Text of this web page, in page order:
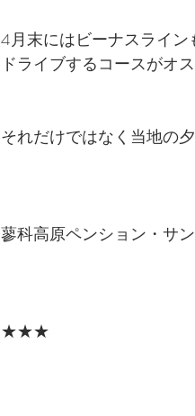
4月末にはビーナスライ
ドライブするコースがオス
それだけではなく当地の
蓼科高原ペンション・サ
★★★